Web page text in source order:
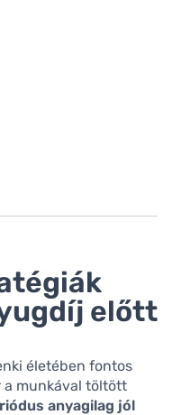
előtt
életében fontos
a munkával töltött
anyagilag jól